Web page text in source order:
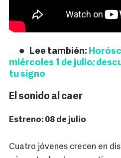
Lee también:
miércoles 1 de julio;
tu signo
El sonido al caer
Estreno: 08 de julio
Cuatro jóvenes crecen en